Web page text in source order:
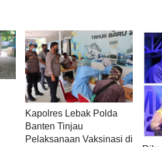
Kapolres Lebak Polda
Banten Tinjau
Pelaksanaan Vaksinasi di